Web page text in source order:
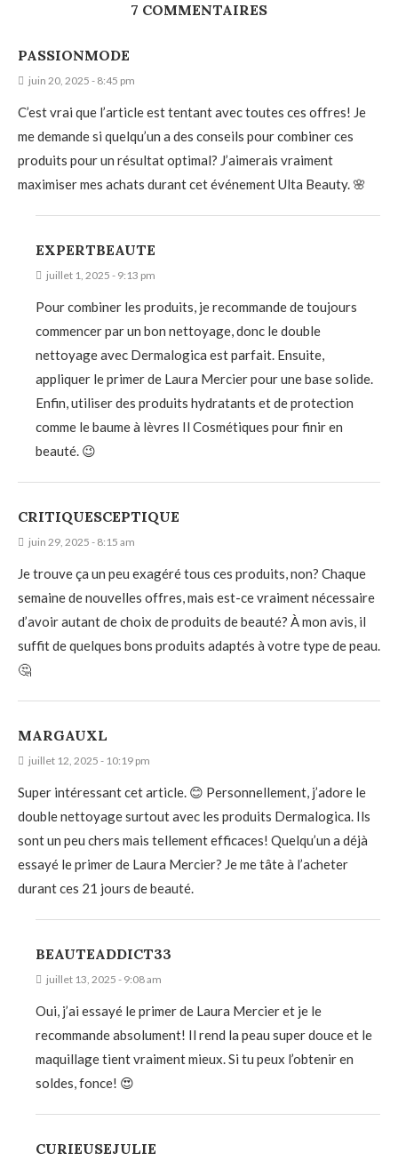
7 COMMENTAIRES
PASSIONMODE
juin 20, 2025 - 8:45 pm
C’est vrai que l’article est tentant avec toutes ces offres! Je
me demande si quelqu’un a des conseils pour combiner ces
produits pour un résultat optimal? J’aimerais vraiment
maximiser mes achats durant cet événement Ulta Beauty. 🌸
EXPERTBEAUTE
juillet 1, 2025 - 9:13 pm
Pour combiner les produits, je recommande de toujours
commencer par un bon nettoyage, donc le double
nettoyage avec Dermalogica est parfait. Ensuite,
appliquer le primer de Laura Mercier pour une base solide.
Enfin, utiliser des produits hydratants et de protection
comme le baume à lèvres Il Cosmétiques pour finir en
beauté. 😉
CRITIQUESCEPTIQUE
juin 29, 2025 - 8:15 am
Je trouve ça un peu exagéré tous ces produits, non? Chaque
semaine de nouvelles offres, mais est-ce vraiment nécessaire
d’avoir autant de choix de produits de beauté? À mon avis, il
suffit de quelques bons produits adaptés à votre type de peau.
🤔
MARGAUXL
juillet 12, 2025 - 10:19 pm
Super intéressant cet article. 😊 Personnellement, j’adore le
double nettoyage surtout avec les produits Dermalogica. Ils
sont un peu chers mais tellement efficaces! Quelqu’un a déjà
essayé le primer de Laura Mercier? Je me tâte à l’acheter
durant ces 21 jours de beauté.
BEAUTEADDICT33
juillet 13, 2025 - 9:08 am
Oui, j’ai essayé le primer de Laura Mercier et je le
recommande absolument! Il rend la peau super douce et le
maquillage tient vraiment mieux. Si tu peux l’obtenir en
soldes, fonce! 😍
CURIEUSEJULIE